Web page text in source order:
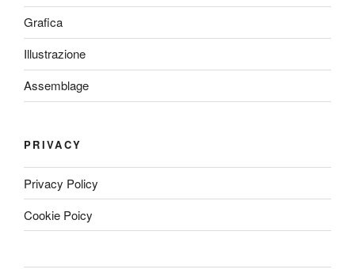
Grafica
Illustrazione
Assemblage
PRIVACY
Privacy Policy
Cookie Poicy